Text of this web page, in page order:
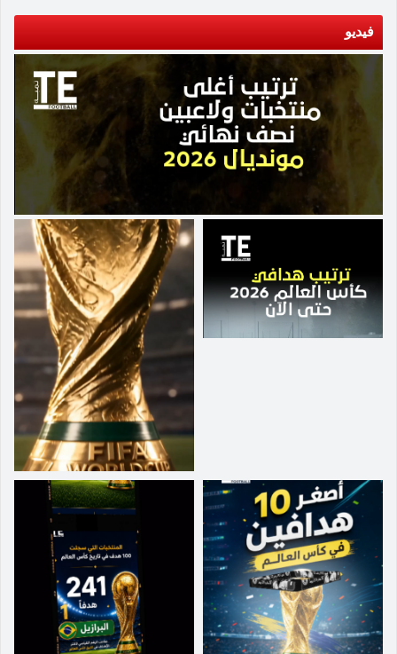
88 نقطة، فرض عقوبات عليه خلال الموسم الحالي
بسبب مخالفات سابقة. وإذا أدانت اللجنة النادي،
وعاقبته بخصم نقاط من رصيده الحالي قد يؤثر
على فرص الفريق في العودة للبريميرليج، في ظل
المنافسة المحتدمة على التأهل. ويتوقع في حالة
ليستر أن تطبق عقوبة خصم النقاط من رصيده في
الموسم المقبل حال صعوده للبريميرليج. قالت
الرابطة في بيانٍ لها، إنها غيرت موقفها السابق
بالموافقة على عقاب ليستر إذا ثبتت إدانته، وأكدت
أنها "لا تتمتع بالسلطة (لعقاب النادي) بموجب اللوائح
الحالية للمسابقة". من جانبه، أكد ليستر أنه سيواصل
التعاون مع الدوري الإنجليزي الممتاز ورابطة الدوري
فيما يتعلق بالتهم الموجهة إليهم، وقال: "أي اتهامات
موجهة للنادي يجب أن يتم تحديدها بشكل صحيح
ومتناسب، وفقاً للقواعد المعمول بها".
فيديو